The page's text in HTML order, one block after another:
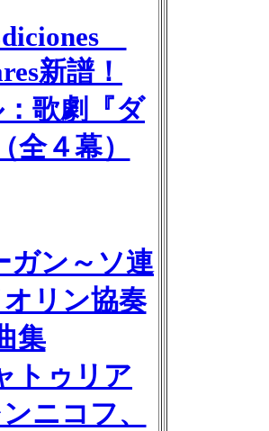
新譜！
歌劇『ダ
全４幕）
ガン～ソ連
リン協奏
集
トゥリア
ニコフ、